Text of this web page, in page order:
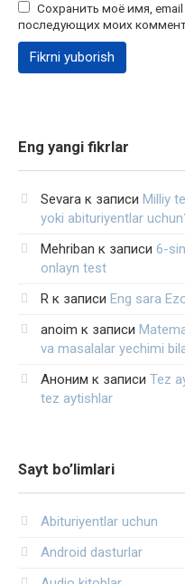
Сохранить моё имя,
последующих моих
Eng yangi fikrlar
Sevara к записи Milliy
yoki abituriyentlar
Mehriban к записи 6-
onlayn test
R к записи Eng sara
anoim к записи
va masalalar yechimi
Аноним к записи Tez
tez aytishlar
Sayt bo’limlari
Abituriyentlar uchun
Android dasturlar